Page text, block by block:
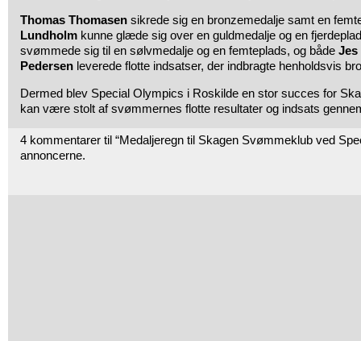
Thomas Thomasen sikrede sig en bronzemedalje samt en
Lundholm kunne glæde sig over en guldmedalje og en
svømmede sig til en sølvmedalje og en femteplads, og både Jes
Pedersen leverede flotte indsatser, der indbragte henholdsvis
Dermed blev Special Olympics i Roskilde en stor succes for
kan være stolt af svømmernes flotte resultater og indsats
4 kommentarer til “Medaljeregn til Skagen Svømmeklub ved
annoncerne.